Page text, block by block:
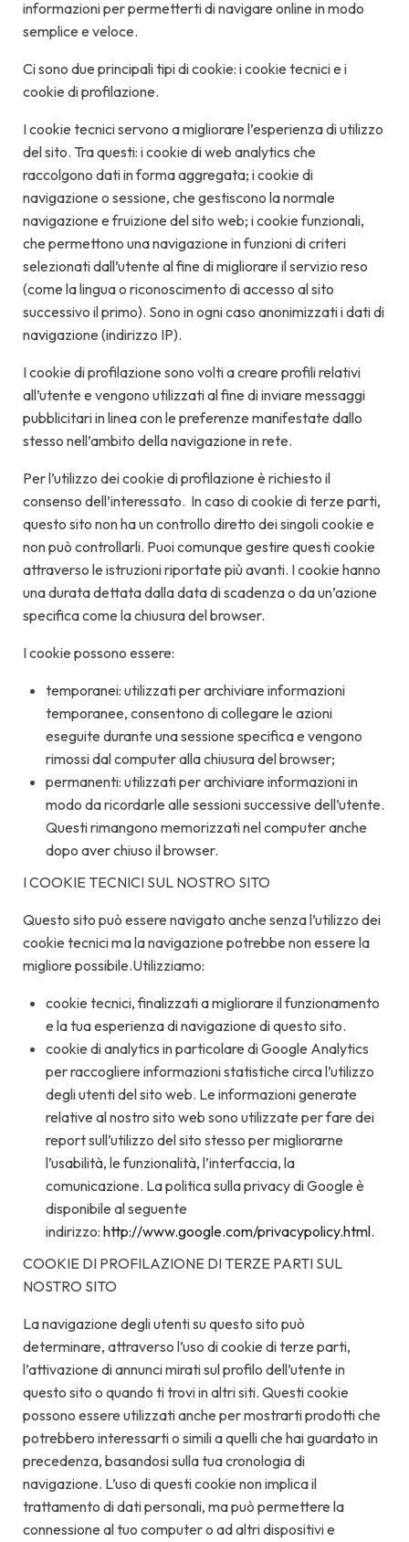
informazioni per permetterti di navigare online in modo
semplice e veloce.
Ci sono due principali tipi di cookie: i cookie tecnici e i
cookie di profilazione.
I cookie tecnici servono a migliorare l’esperienza di utilizzo
del sito. Tra questi: i cookie di web analytics che
raccolgono dati in forma aggregata; i cookie di
navigazione o sessione, che gestiscono la normale
navigazione e fruizione del sito web; i cookie funzionali,
che permettono una navigazione in funzioni di criteri
selezionati dall’utente al fine di migliorare il servizio reso
(come la lingua o riconoscimento di accesso al sito
successivo il primo). Sono in ogni caso anonimizzati i dati di
navigazione (indirizzo IP).
I cookie di profilazione sono volti a creare profili relativi
all’utente e vengono utilizzati al fine di inviare messaggi
pubblicitari in linea con le preferenze manifestate dallo
stesso nell’ambito della navigazione in rete.
Per l’utilizzo dei cookie di profilazione è richiesto il
consenso dell’interessato. In caso di cookie di terze parti,
questo sito non ha un controllo diretto dei singoli cookie e
non può controllarli. Puoi comunque gestire questi cookie
attraverso le istruzioni riportate più avanti. I cookie hanno
una durata dettata dalla data di scadenza o da un’azione
specifica come la chiusura del browser.
I cookie possono essere:
temporanei: utilizzati per archiviare informazioni
temporanee, consentono di collegare le azioni
eseguite durante una sessione specifica e vengono
rimossi dal computer alla chiusura del browser;
permanenti: utilizzati per archiviare informazioni in
modo da ricordarle alle sessioni successive dell’utente.
Questi rimangono memorizzati nel computer anche
dopo aver chiuso il browser.
I COOKIE TECNICI SUL NOSTRO SITO
Questo sito può essere navigato anche senza l’utilizzo dei
cookie tecnici ma la navigazione potrebbe non essere la
migliore possibile.Utilizziamo:
cookie tecnici, finalizzati a migliorare il funzionamento
e la tua esperienza di navigazione di questo sito.
cookie di analytics in particolare di Google Analytics
per raccogliere informazioni statistiche circa l’utilizzo
degli utenti del sito web. Le informazioni generate
relative al nostro sito web sono utilizzate per fare dei
report sull’utilizzo del sito stesso per migliorarne
l’usabilità, le funzionalità, l’interfaccia, la
comunicazione. La politica sulla privacy di Google è
disponibile al seguente
indirizzo: http://www.google.com/privacypolicy.html.
COOKIE DI PROFILAZIONE DI TERZE PARTI SUL
NOSTRO SITO
La navigazione degli utenti su questo sito può
determinare, attraverso l’uso di cookie di terze parti,
l’attivazione di annunci mirati sul profilo dell’utente in
questo sito o quando ti trovi in altri siti. Questi cookie
possono essere utilizzati anche per mostrarti prodotti che
potrebbero interessarti o simili a quelli che hai guardato in
precedenza, basandosi sulla tua cronologia di
navigazione. L’uso di questi cookie non implica il
trattamento di dati personali, ma può permettere la
connessione al tuo computer o ad altri dispositivi e